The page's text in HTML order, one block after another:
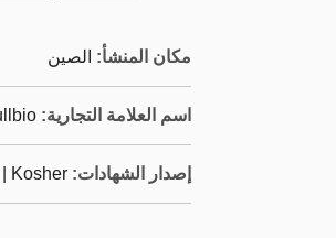
مكان المنشأ: الصين
اسم العلامة التجارية:
إصدار الشهادات: Kosher